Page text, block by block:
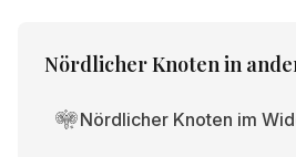
Nördlicher Knotenin
Nördlicher Knoten im